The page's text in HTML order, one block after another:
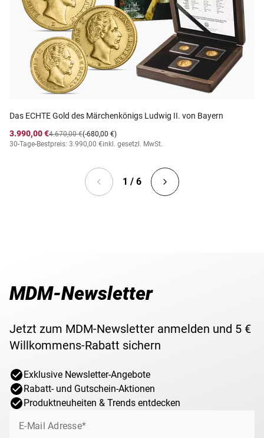
Das ECHTE Gold des Märchenkönigs Ludwig II. von Bayern
3.990,00 €
(-680,00 €)
4.670,00 €
30-Tage-Bestpreis: 3.990,00 €inkl. gesetzl. MwSt.
1 / 6
MDM-Newsletter
Jetzt zum MDM-Newsletter anmelden und 5 €
Willkommens-Rabatt sichern
Exklusive Newsletter-Angebote
Rabatt- und Gutschein-Aktionen
Produktneuheiten & Trends entdecken
E-Mail Adresse*